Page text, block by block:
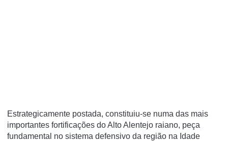
Estrategicamente postada, constituiu-se numa das mais
importantes fortificações do Alto Alentejo raiano, peça
fundamental no sistema defensivo da região na Idade